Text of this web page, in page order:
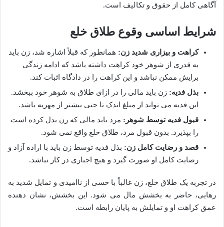
آگاهی کامل از حقوق و تکالیف است.
شرایط اساسی وقوع طلاق خلع
کراهت و بیزاری شدید زن: همانطور که قبلاً اشاره شد، زن باید
به قدری از شوهر خود کراهت داشته باشد که ادامه زندگی
برایش ممکن نباشد و این کراهت را در دادگاه اثبات کند.
بذل فدیه: زن باید مالی را در ازای طلاق به شوهر خود ببخشد.
این فدیه می تواند از مبلغ اندک تا حتی بیشتر از مهریه باشد.
قبول فدیه توسط شوهر: مرد باید مالی که زن بذل کرده است
را بپذیرد. بدون قبول مرد، طلاق خلع واقع نمی شود.
قصد و رضایت کامل زن: بذل فدیه توسط زن باید با اراده آزاد و
رضایت کامل او صورت گیرد و هیچ اجباری در کار نباشد.
در تجربه یک طلاق خلع، زن غالباً با حسی از ناامیدی و تمایل شدید به
رهایی، حاضر به بخشش مال می شود. این بخشش، نشان دهنده
عمق کراهت او و تمایلش به پایان رابطه است.